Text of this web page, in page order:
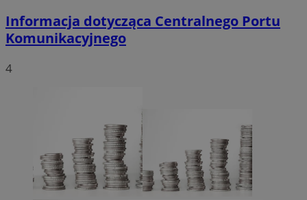
Informacja dotycząca Centralnego Portu
Komunikacyjnego
4